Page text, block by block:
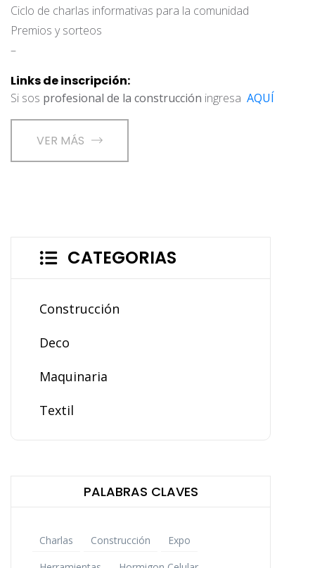
Ciclo de charlas informativas para la comunidad
Premios y sorteos
–
Links de inscripción:
Si sos profesional de la construcción ingresa AQUÍ
VER MÁS
CATEGORIAS
Construcción
Deco
Maquinaria
Textil
PALABRAS CLAVES
Charlas Construcción
Expo